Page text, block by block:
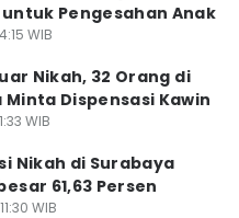
Pengesahan Anak
WIB
Nikah, 32 Orang di
Minta Dispensasi Kawin
WIB
Nikah di Surabaya
61,63 Persen
WIB